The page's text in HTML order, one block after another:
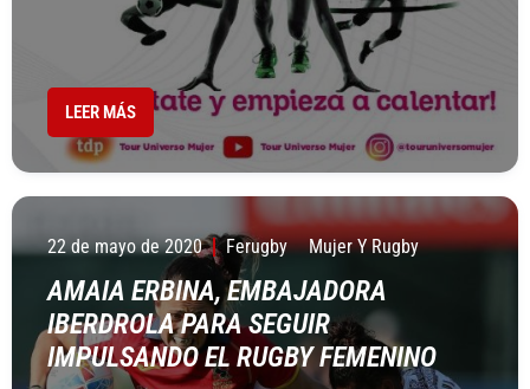
LEER MÁS
22 de mayo de 2020 Ferugby Mujer Y Rugby
AMAIA ERBINA, EMBAJADORA
IBERDROLA PARA SEGUIR
IMPULSANDO EL RUGBY FEMENINO